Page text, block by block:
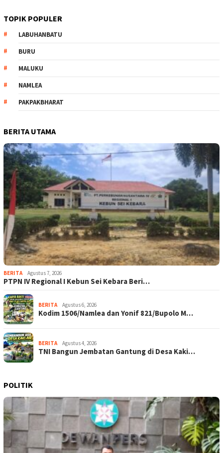
TOPIK POPULER
LABUHANBATU
BURU
MALUKU
NAMLEA
PAKPAKBHARAT
BERITA UTAMA
BERITA Agustus 7, 2026
PTPN IV Regional I Kebun Sei Kebara Beri…
BERITA Agustus 6, 2026
Kodim 1506/Namlea dan Yonif 821/Bupolo M…
BERITA Agustus 4, 2026
TNI Bangun Jembatan Gantung di Desa Kaki…
POLITIK